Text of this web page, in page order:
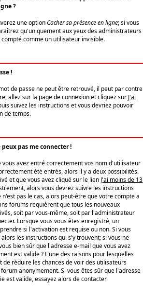
?
une optionCacher sa présence en ligne; si vous
qu'uniquement aux yeux des administrateurs
comme un utilisateur invisible.
!
de passe ne peut être retrouvé, il peut par contre
allez sur la page de connexion et cliquez sur J'ai
suivez les instructions et vous devriez pouvoir
de temps.
pas me connecter !
avez entré correctement vos nom d'utilisateur
été entrés, alors il y a deux possibilités.
et que vous avez cliqué sur le lien J'ai moins de 13
alors vous devrez suivre les instructions
n'est pas le cas, alors peut-être que votre compte a
forums requièrent que tous les nouveaux
soit par vous-même, soit par l'administrateur
Lorsque vous vous êtes enregistré, un
si l'activation est requise ou non. Si vous
les instructions qui s'y trouvent; si vous ne
bien sûr que l'adresse e-mail que vous avez
est valide ? L'une des raisons pour lesquelles
de réduire les chances de voir des utilisateurs
anonymement. Si vous êtes sûr que l'adresse
est valide, essayez alors de contacter